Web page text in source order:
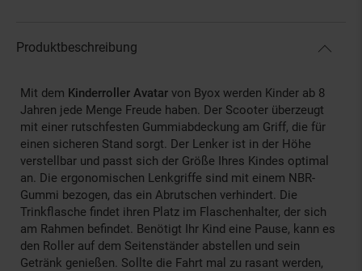
Produktbeschreibung
Mit dem Kinderroller Avatar von Byox werden Kinder ab 8
Jahren jede Menge Freude haben. Der Scooter überzeugt
mit einer rutschfesten Gummiabdeckung am Griff, die für
einen sicheren Stand sorgt. Der Lenker ist in der Höhe
verstellbar und passt sich der Größe Ihres Kindes optimal
an. Die ergonomischen Lenkgriffe sind mit einem NBR-
Gummi bezogen, das ein Abrutschen verhindert. Die
Trinkflasche findet ihren Platz im Flaschenhalter, der sich
am Rahmen befindet. Benötigt Ihr Kind eine Pause, kann es
den Roller auf dem Seitenständer abstellen und sein
Getränk genießen. Sollte die Fahrt mal zu rasant werden,